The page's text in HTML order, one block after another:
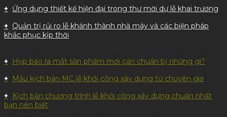
Ứng dụng thiết kế hiện đại trong thư mời dự lễ khai trương
Quản trị rủi ro lễ khánh thành nhà máy và các biện pháp
khắc phục kịp thời
Họp báo ra mắt sản phẩm mới cần chuẩn bị những gì?
Mẫu kịch bản MC lễ khởi công xây dựng từ chuyên gia
Kịch bản chương trình lễ khởi công xây dựng chuẩn nhất
bạn nên biết